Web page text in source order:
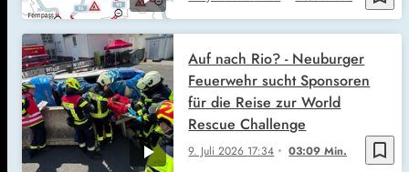
bookmark_border
9. Juli 2026 17:34 03:09 Min.
Auf nach Rio? - Neuburger
Feuerwehr sucht Sponsoren
für die Reise zur World
Rescue Challenge